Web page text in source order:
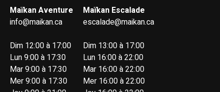
Maïkan Aventure
info@maikan.ca
Dim 12:00 à 17:00
Lun 9:00 à 17:30
Mar 9:00 à 17:30
Mer 9:00 à 17:30
Maïkan Escalade
escalade@maikan.ca
Dim 13:00 à 17:00
Lun 16:00 à 22:00
Mar 16:00 à 22:00
Mer 16:00 à 22:00